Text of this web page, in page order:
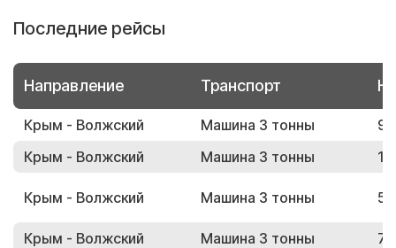
Последние рейсы
Направление Транспорт
Крым - Волжский Машина 3 тонны
Крым - Волжский
Машина 3 тонны
Крым - Волжский Машина 3 тонны
Крым - Волжский Машина 3 тонны